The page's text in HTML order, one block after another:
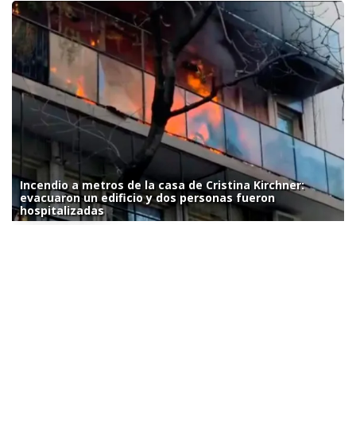
Incendio a metros de la casa de Cristina Kirchner:
evacuaron un edificio y dos personas fueron
hospitalizadas